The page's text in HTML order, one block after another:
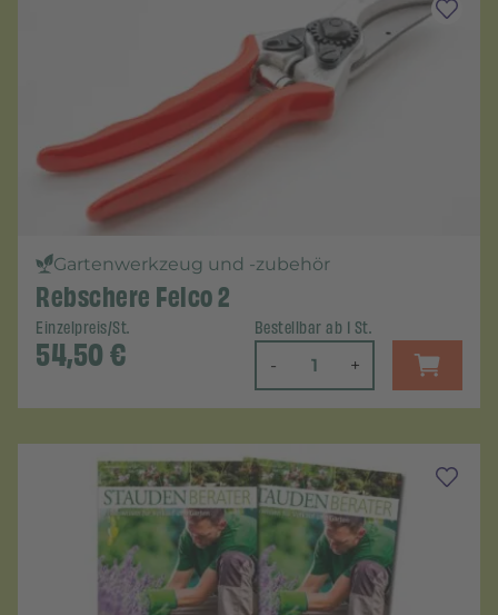
Gartenwerkzeug und -zubehör
Rebschere Felco 2
Einzelpreis/St.
54,50€
Bestellbar ab 1 St.
- +